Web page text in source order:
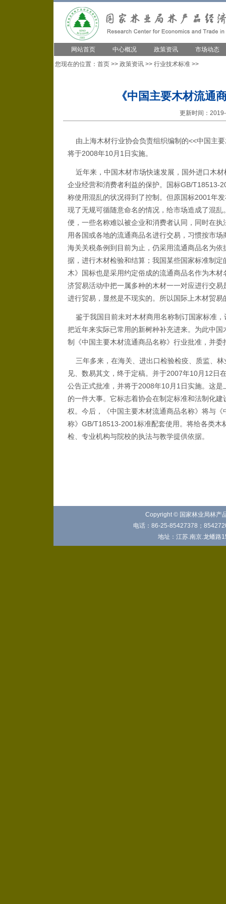
网站首页 中心概况 政策资讯 市场动态
您现在的位置： 首页 >> 政策资讯 >> 行业技术标准 >>
《中国主要木材流通
更新时间：
由上海木材行业协会负责组织编制的<<中国主
将于2008年10月1日实施。
近年来，中国木材市场快速发展，国外进口木
企业经营和消费者利益的保护。国标GB/T18513-
称使用混乱的状况得到了控制。但原国标2001年
现了无规可循随意命名的情况，给市场造成了混
便，一些名称难以被企业和消费者认同，同时在
用各国或各地的流通商品名进行交易，习惯按市
海关关税条例到目前为止，仍采用流通商品名为
据，进行木材检验和结算；我国某些国家标准制
木》国标也是采用约定俗成的流通商品名作为木
济贸易活动中把一属多种的木材一一对应进行交
进行贸易，显然是不现实的。所以国际上木材贸
鉴于我国目前未对木材商用名称制订国家标准
把近年来实际已常用的新树种补充进来。为此中
制《中国主要木材流通商品名称》行业批准，并
三年多来，在海关、进出口检验检疫、质监、
见、数易其文，终于定稿。并于2007年10月12日
公告正式批准，并将于2008年10月1日实施。这
的一件大事。它标志着协会在制定标准和法制化
权。今后，《中国主要木材流通商品名称》将与
称》GB/T18513-2001标准配套使用。将给各类
检、专业机构与院校的执法与教学提供依据。
Copyright © 国家林业局林产
电话：86-25-85427378；
地址：江苏.南京.龙蟠路